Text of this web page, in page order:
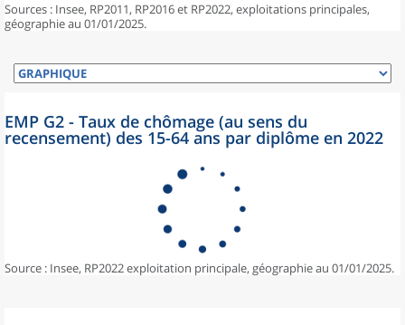
Sources : Insee, RP2011, RP2016 et RP2022, exploitations principales,
géographie au 01/01/2025.
EMP G2 - Taux de chômage (au sens du
recensement) des 15-64 ans par diplôme en 2022
Source : Insee, RP2022 exploitation principale, géographie au 01/01/2025.